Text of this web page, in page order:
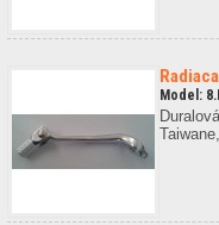
Model: